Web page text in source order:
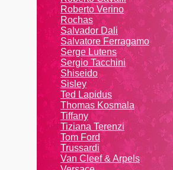
Roberto Verino
Rochas
Salvador Dali
Salvatore Ferragamo
Serge Lutens
Sergio Tacchini
Shiseido
Sisley
Ted Lapidus
Thomas Kosmala
Tiffany
Tiziana Terenzi
Tom Ford
Trussardi
Van Cleef & Arpels